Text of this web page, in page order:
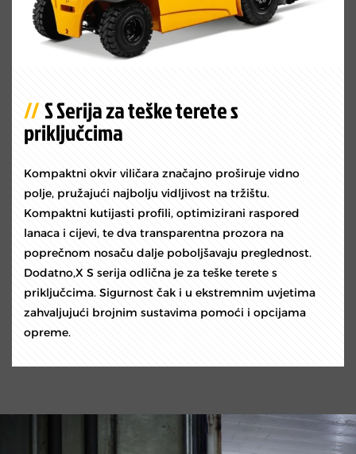
S Serija za teške terete s
priključcima
Kompaktni okvir viličara značajno proširuje vidno
polje, pružajući najbolju vidljivost na tržištu.
Kompaktni kutijasti profili, optimizirani raspored
lanaca i cijevi, te dva transparentna prozora na
poprečnom nosaču dalje poboljšavaju preglednost.
Dodatno,X S serija odlična je za teške terete s
priključcima. Sigurnost čak i u ekstremnim uvjetima
zahvaljujući brojnim sustavima pomoći i opcijama
opreme.